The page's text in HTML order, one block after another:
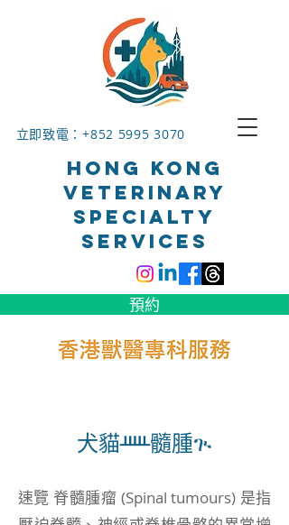
立即致電：+852 5995 3070
HONG KONG
VETERINARY
SPECIALTY
SERVICES
預約
犬貓ᚊ髓腫ጒ
速覽 脊髓腫瘤 (Spinal tumours) 是指